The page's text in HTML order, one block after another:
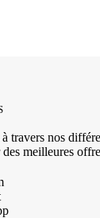
travers nos
meilleures